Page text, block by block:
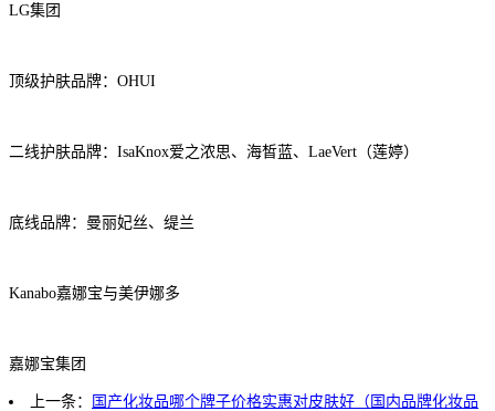
LG集团
顶级护肤品牌：OHUI
二线护肤品牌：IsaKnox爱之浓思、海皙蓝、LaeVert（莲婷）
底线品牌：曼丽妃丝、缇兰
Kanabo嘉娜宝与美伊娜多
嘉娜宝集团
上一条：
国产化妆品哪个牌子价格实惠对皮肤好（国内品牌化妆品